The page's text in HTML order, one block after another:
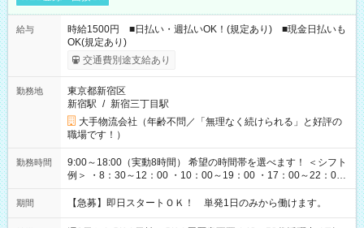
給与
時給1500円 ■日払い・週払いOK！(規定あり) ■現金日払いも
OK(規定あり)
交通費別途支給あり
勤務地
東京都新宿区
新宿駅 / 新宿三丁目駅
大手物流会社（年齢不問／「無理なく続けられる」と好評の
職場です！）
勤務時間
9:00～18:00（実動8時間） 希望の時間帯を選べます！ ＜シフト
例＞ ・8：30～12：00 ・10：00～19：00 ・17：00～22：00
・13：00～22：00 ・22：00～翌6：00 など
期間 【急募】即日スタートＯＫ！ 単発1日のみから働けます。